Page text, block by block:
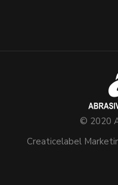
© 2020
Creaticelabel